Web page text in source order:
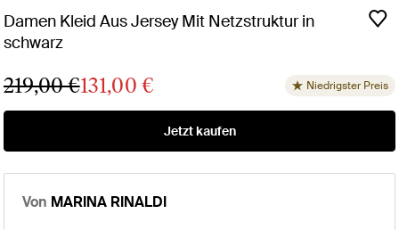
Damen Kleid Aus Jersey Mit Netzstruktur in
schwarz
219,00 €131,00 € Niedrigster Preis
Jetzt kaufen
Von MARINA RINALDI